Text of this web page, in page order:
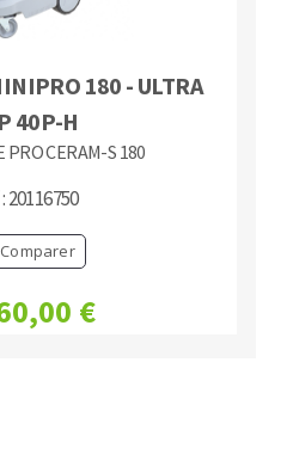
180 - ULTRA
40P-H
PRO CERAM-S 180
20116750
Comparer
€